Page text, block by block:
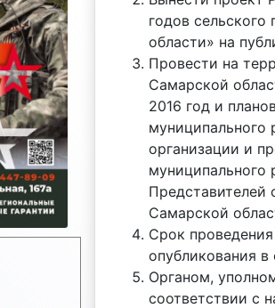
годов
области» на
Провести на
Самарской
2016 год и
муниципального
организации и
Представителей
Самарской
Срок
опубликования
Органом,
соответствии с